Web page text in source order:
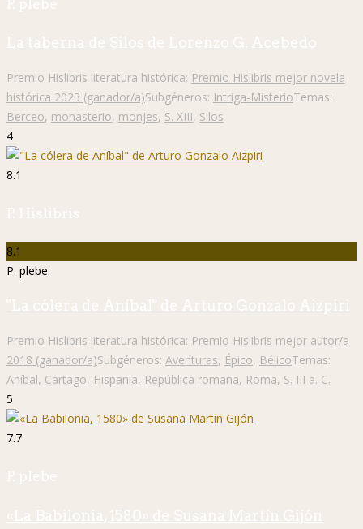
P. plebe
La taberna de Silos de Lorenzo G. Acebedo
Premio Hislibris literatura histórica: Premio Hislibris mejor novela
histórica 2023 (ganador/a)Subgéneros: Intriga-MisterioTemas:
Berceo, monasterio, monjes, S. XIII, Silos
4
8.1
P. Hislibris
8.1
P. plebe
"La cólera de Aníbal" de Arturo Gonzalo Aizpiri
Premio Hislibris literatura histórica: Premio Hislibris mejor autor/a
2018 (ganador/a)Subgéneros: Aventuras, Épico, BélicoTemas:
Aníbal, Cartago, Hispania, República romana, Roma, S. III a. C.
5
7.7
P. plebe
«La Babilonia, 1580» de Susana Martín Gijón